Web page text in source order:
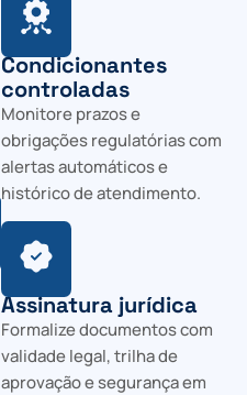
Condicionantes
controladas
Monitore prazos e
obrigações regulatórias com
alertas automáticos e
histórico de atendimento.
Assinatura jurídica
Formalize documentos com
validade legal, trilha de
aprovação e segurança em